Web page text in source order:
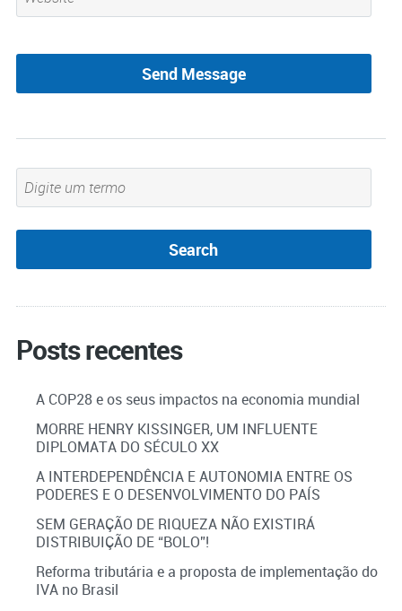
Posts recentes
A COP28 e os seus impactos na economia mundial
MORRE HENRY KISSINGER, UM INFLUENTE
DIPLOMATA DO SÉCULO XX
A INTERDEPENDÊNCIA E AUTONOMIA ENTRE OS
PODERES E O DESENVOLVIMENTO DO PAÍS
SEM GERAÇÃO DE RIQUEZA NÃO EXISTIRÁ
DISTRIBUIÇÃO DE “BOLO”!
Reforma tributária e a proposta de implementação do
IVA no Brasil